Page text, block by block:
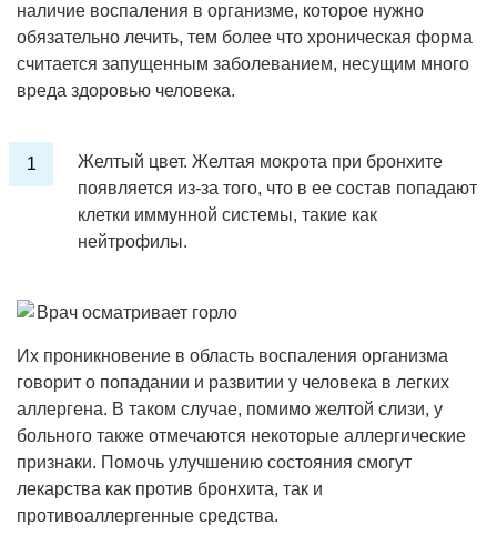
наличие воспаления в организме, которое нужно
обязательно лечить, тем более что хроническая форма
считается запущенным заболеванием, несущим много
вреда здоровью человека.
Желтый цвет. Желтая мокрота при бронхите
появляется из-за того, что в ее состав попадают
клетки иммунной системы, такие как
нейтрофилы.
Их проникновение в область воспаления организма
говорит о попадании и развитии у человека в легких
аллергена. В таком случае, помимо желтой слизи, у
больного также отмечаются некоторые аллергические
признаки. Помочь улучшению состояния смогут
лекарства как против бронхита, так и
противоаллергенные средства.